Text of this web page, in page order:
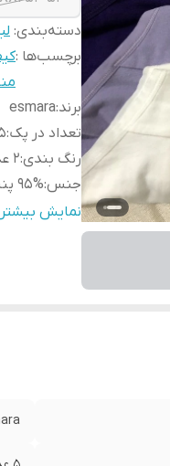
دسته‌بندی:
برچسب‌ها :
برند:
esmara
تعداد در پک:
5
رنگ بندی:2 عدد بنفش + 1 عدد یاسی + 2 عدد سفید
جنس:95% پنبه + 5% الاستین
جنیست:زنانه
نمایش بیشتر